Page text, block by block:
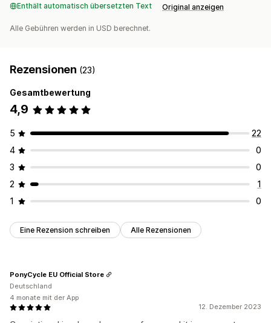
Enthält automatisch übersetzten Text Original anzeigen
Alle Gebühren werden in USD berechnet.
Rezensionen (23)
Gesamtbewertung
4,9
5
22
4
0
3
0
2
1
1
0
Eine Rezension schreiben Alle Rezensionen
12. Dezember 2023
PonyCycle EU Official Store
Deutschland
4 monate mit der App